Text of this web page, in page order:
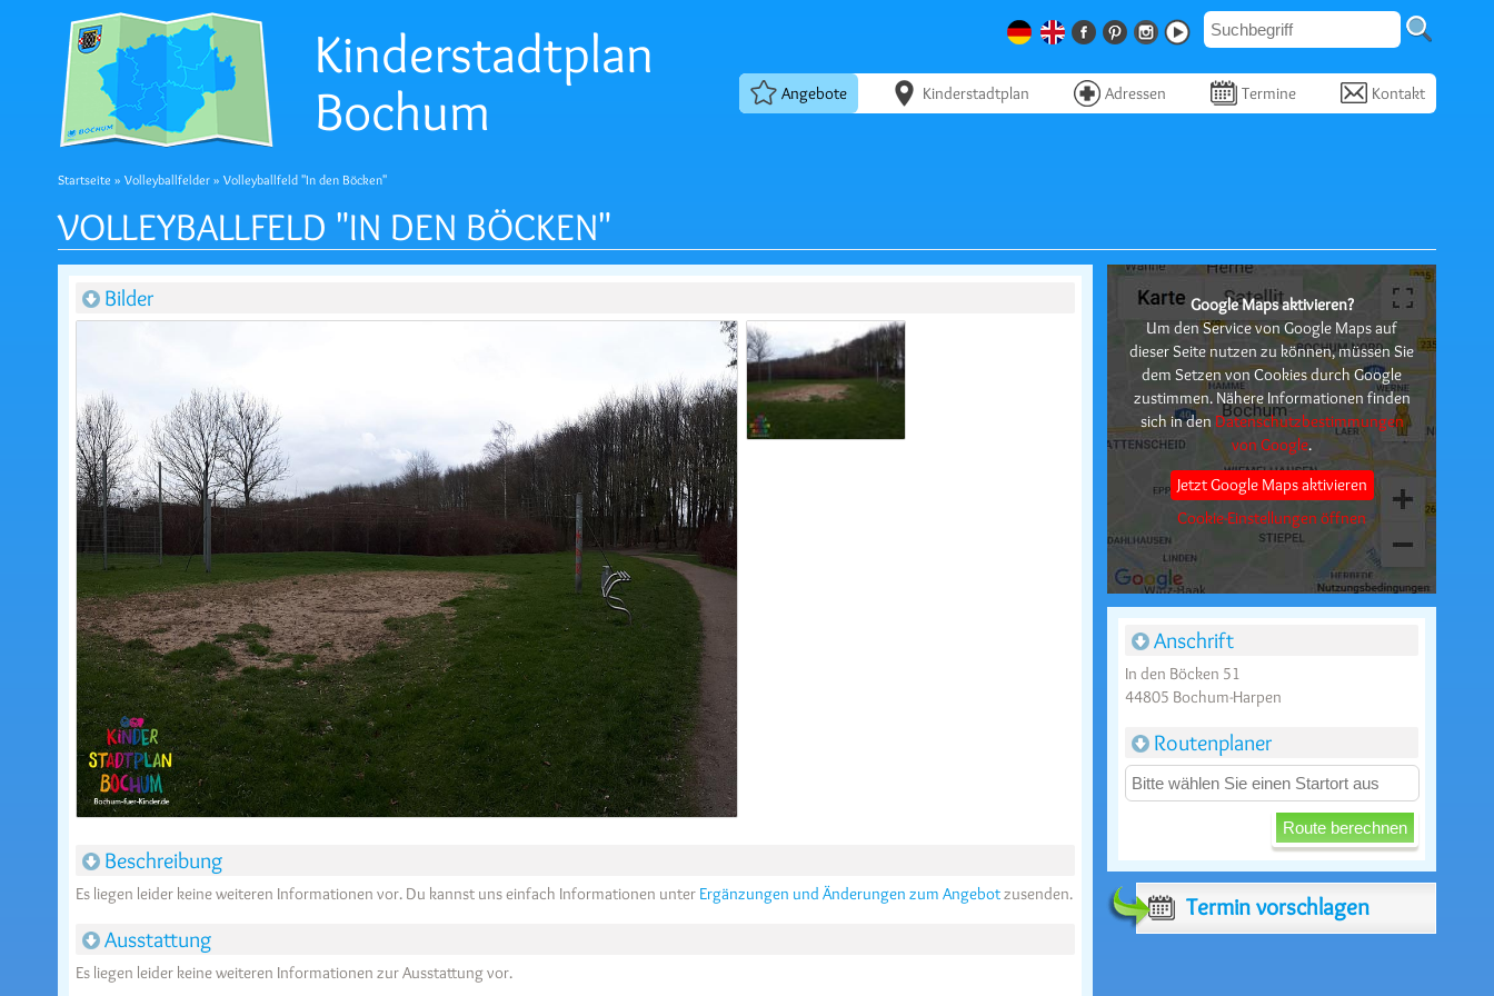
Kinderstadtplan
Bochum
Angebote Kinderstadtplan Adressen Termine Kontakt
Startseite » Volleyballfelder » Volleyballfeld "In den Böcken"
VOLLEYBALLFELD "IN DEN BÖCKEN"
Google Maps aktivieren?
Um den Service von Google Maps auf
dieser Seite nutzen zu können, müssen Sie
dem Setzen von Cookies durch Google
zustimmen. Nähere Informationen finden
sich in den Datenschutzbestimmungen
von Google.
Jetzt Google Maps aktivieren
Cookie-Einstellungen öffnen
Anschrift
In den Böcken 51
44805 Bochum-Harpen
Routenplaner
Termin vorschlagen
Bilder
Beschreibung
Es liegen leider keine weiteren Informationen vor. Du kannst uns einfach Informationen unter Ergänzungen und Änderungen zum Angebotzusenden.
Ausstattung
Es liegen leider keine weiteren Informationen zur Ausstattung vor.